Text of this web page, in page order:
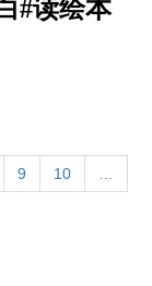
#读绘本
9 10